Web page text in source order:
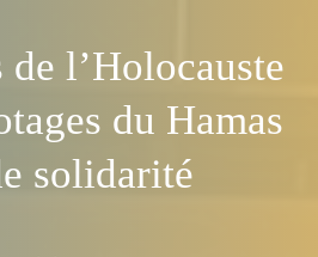
l’Holocauste
du Hamas
solidarité